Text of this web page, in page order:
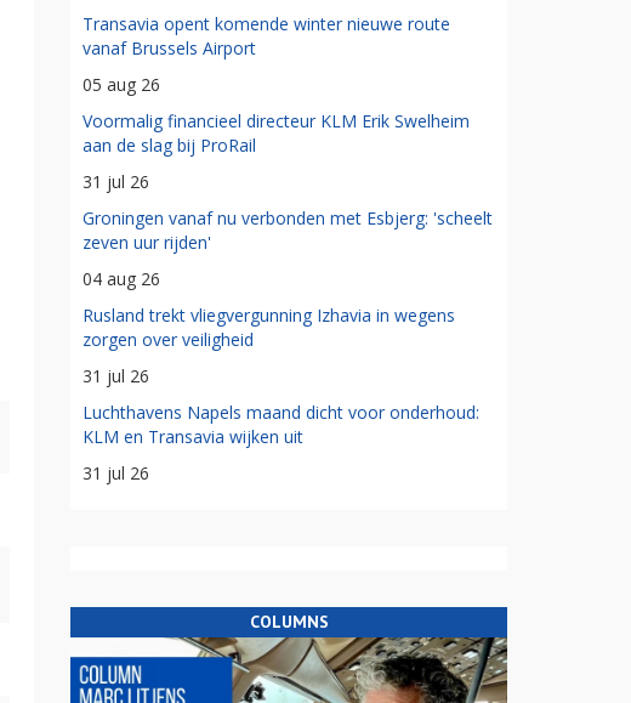
Transavia opent komende winter nieuwe route
vanaf Brussels Airport
05 aug 26
Voormalig financieel directeur KLM Erik Swelheim
aan de slag bij ProRail
31 jul 26
Groningen vanaf nu verbonden met Esbjerg: 'scheelt
zeven uur rijden'
04 aug 26
Rusland trekt vliegvergunning Izhavia in wegens
zorgen over veiligheid
31 jul 26
Luchthavens Napels maand dicht voor onderhoud:
KLM en Transavia wijken uit
31 jul 26
COLUMNS